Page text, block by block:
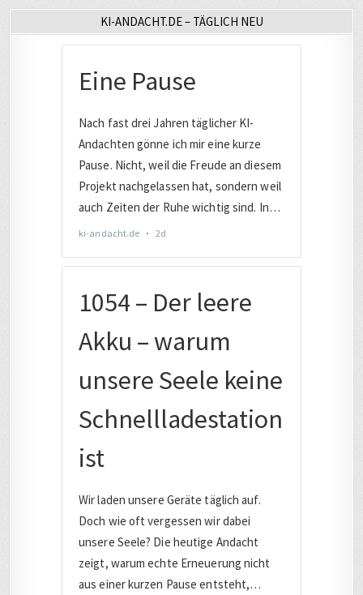
KI-ANDACHT.DE – TÄGLICH NEU